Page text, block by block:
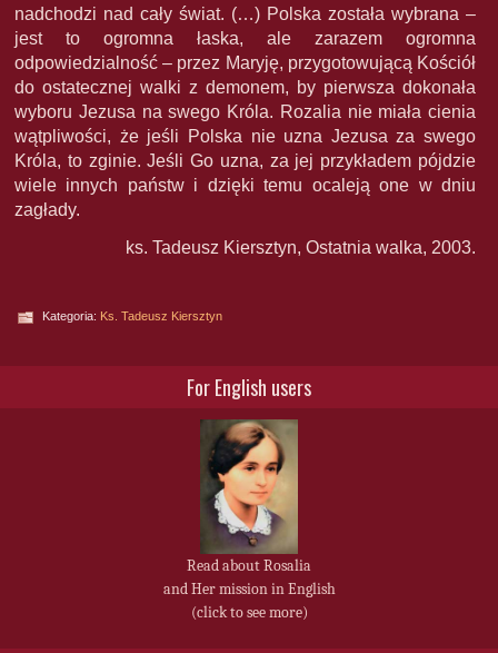
nadchodzi nad cały świat. (…) Polska została wybrana –
jest to ogromna łaska, ale zarazem ogromna
odpowiedzialność – przez Maryję, przygotowującą Kościół
do ostatecznej walki z demonem, by pierwsza dokonała
wyboru Jezusa na swego Króla. Rozalia nie miała cienia
wątpliwości, że jeśli Polska nie uzna Jezusa za swego
Króla, to zginie. Jeśli Go uzna, za jej przykładem pójdzie
wiele innych państw i dzięki temu ocaleją one w dniu
zagłady.
ks. Tadeusz Kiersztyn, Ostatnia walka, 2003.
Kategoria: Ks. Tadeusz Kiersztyn
For English users
Read about Rosalia
and Her mission in English
(click to see more)